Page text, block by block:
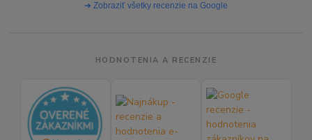
➜ Zobraziť všetky recenzie na Google
HODNOTENIA A RECENZIE